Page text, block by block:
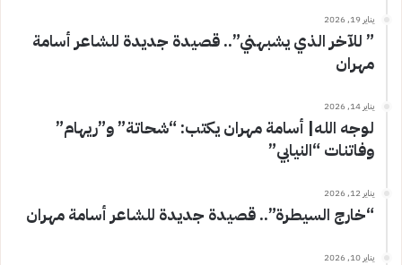
يناير 19, 2026
” للآخر الذي يشبهني”.. قصيدة جديدة للشاعر أسامة
مهران
يناير 14, 2026
لوجه الله| أسامة مهران يكتب: “شحاتة” و”ريهام”
وفاتنات “النيابي”
يناير 12, 2026
“خارج السيطرة”.. قصيدة جديدة للشاعر أسامة مهران
يناير 10, 2026